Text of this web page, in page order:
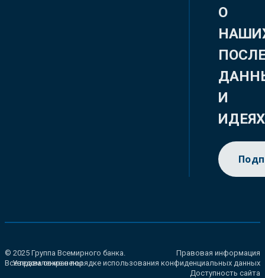
О
И
ИДЕЯХ
© 2025 Группа Всемирного банка.
Все права сохранены.
Правовая информация
Уведомление о порядке использования конфиденциальных данных
Доступность сайта